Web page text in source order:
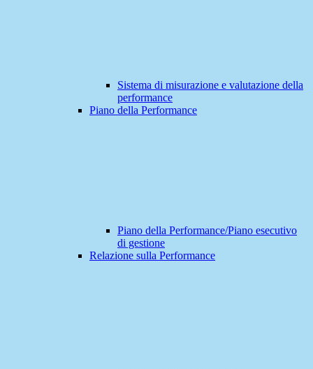
Sistema di misurazione e valutazione della
performance
Piano della Performance
Piano della Performance/Piano esecutivo
di gestione
Relazione sulla Performance